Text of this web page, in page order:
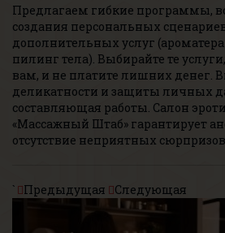
Предлагаем гибкие программы,
создания персональных
дополнительных услуг
пилинг тела). Выбирайте те
вам, и не платите лишних денег.
деликатности и защиты личных
составляющая работы. Салон
«Массажный Штаб» гарантирует
отсутствие неприятных
` Предыдущая Следующая